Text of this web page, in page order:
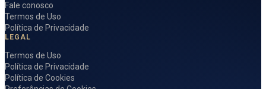
Fale conosco
Termos de Uso
Política de Privacidade
LEGAL
Termos de Uso
Política de Privacidade
Política de Cookies